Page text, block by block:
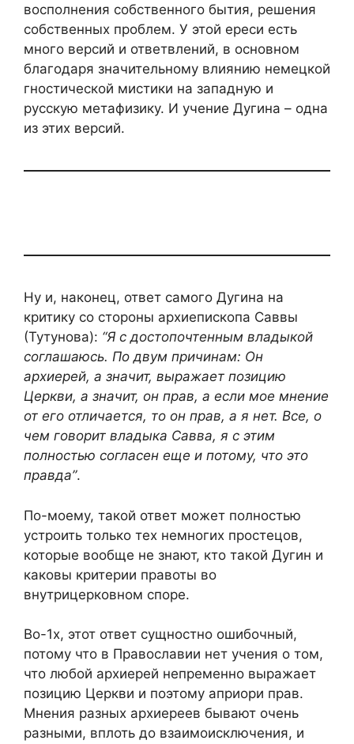
восполнения собственного бытия, решения
собственных проблем. У этой ереси есть
много версий и ответвлений, в основном
благодаря значительному влиянию немецкой
гностической мистики на западную и
русскую метафизику. И учение Дугина – одна
из этих версий.
Ну и, наконец, ответ самого Дугина на
критику со стороны архиепископа Саввы
(Тутунова): “Я с достопочтенным владыкой
соглашаюсь. По двум причинам: Он
архиерей, а значит, выражает позицию
Церкви, а значит, он прав, а если мое мнение
от его отличается, то он прав, а я нет. Все, о
чем говорит владыка Савва, я с этим
полностью согласен еще и потому, что это
правда”.
По-моему, такой ответ может полностью
устроить только тех немногих простецов,
которые вообще не знают, кто такой Дугин и
каковы критерии правоты во
внутрицерковном споре.
Во-1х, этот ответ сущностно ошибочный,
потому что в Православии нет учения о том,
что любой архиерей непременно выражает
позицию Церкви и поэтому априори прав.
Мнения разных архиереев бывают очень
разными, вплоть до взаимоисключения, и